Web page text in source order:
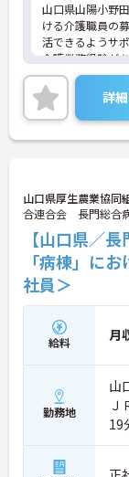
山口県山陽小野
ける介護職員の
活できるようサ
介護業務経験が
かしながら就業
って介護サービ
集しています。
ご興味のある方
に詳細をお話し
詳
山口県厚生農業協
合連合会 長門総合
【山口県／
「病棟」に
社員＞
給料 月
勤務地
山
Ｊ
19